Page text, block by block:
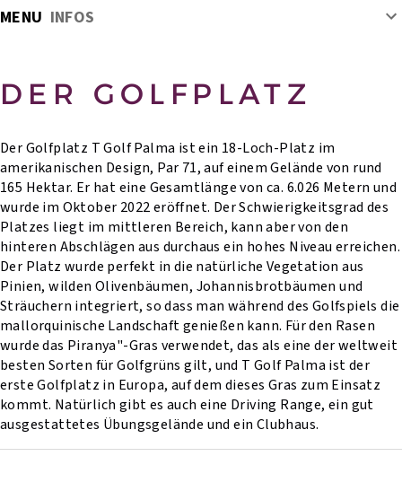
MENU INFOS
DER GOLFPLATZ
Der Golfplatz T Golf Palma ist ein 18-Loch-Platz im
amerikanischen Design, Par 71, auf einem Gelände von rund
165 Hektar. Er hat eine Gesamtlänge von ca. 6.026 Metern und
wurde im Oktober 2022 eröffnet. Der Schwierigkeitsgrad des
Platzes liegt im mittleren Bereich, kann aber von den
hinteren Abschlägen aus durchaus ein hohes Niveau erreichen.
Der Platz wurde perfekt in die natürliche Vegetation aus
Pinien, wilden Olivenbäumen, Johannisbrotbäumen und
Sträuchern integriert, so dass man während des Golfspiels die
mallorquinische Landschaft genießen kann. Für den Rasen
wurde das Piranya"-Gras verwendet, das als eine der weltweit
besten Sorten für Golfgrüns gilt, und T Golf Palma ist der
erste Golfplatz in Europa, auf dem dieses Gras zum Einsatz
kommt. Natürlich gibt es auch eine Driving Range, ein gut
ausgestattetes Übungsgelände und ein Clubhaus.